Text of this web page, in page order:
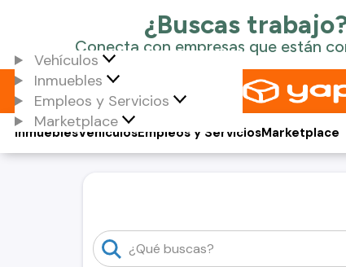
Vehículos
Inmuebles
Empleos y Servicios
Marketplace
Vehículos
Inmuebles Empleos y ServiciosMarketplace